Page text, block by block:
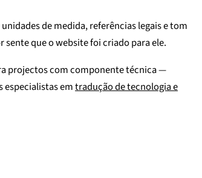
de medida, referências legais e tom
que o website foi criado para ele.
projectos com componente técnica —
especialistas emtradução de tecnologia e